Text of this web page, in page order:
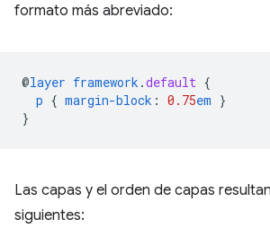
formato más abreviado:
@layer framework .default {
p { margin-block : 0.75em }
}
Las capas y el orden de capas
siguientes: